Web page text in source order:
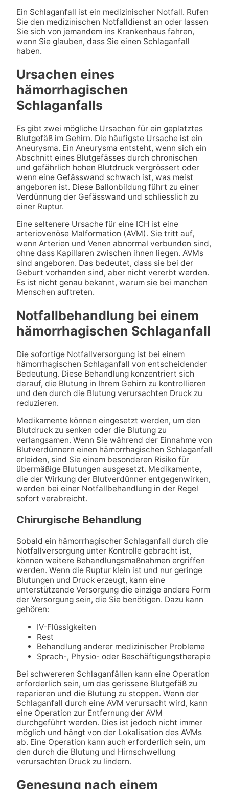
Ein Schlaganfall ist ein medizinischer Notfall. Rufen
Sie den medizinischen Notfalldienst an oder lassen
Sie sich von jemandem ins Krankenhaus fahren,
wenn Sie glauben, dass Sie einen Schlaganfall
haben.
Ursachen eines
hämorrhagischen
Schlaganfalls
Es gibt zwei mögliche Ursachen für ein geplatztes
Blutgefäß im Gehirn. Die häufigste Ursache ist ein
Aneurysma. Ein Aneurysma entsteht, wenn sich ein
Abschnitt eines Blutgefässes durch chronischen
und gefährlich hohen Blutdruck vergrössert oder
wenn eine Gefässwand schwach ist, was meist
angeboren ist. Diese Ballonbildung führt zu einer
Verdünnung der Gefässwand und schliesslich zu
einer Ruptur.
Eine seltenere Ursache für eine ICH ist eine
arteriovenöse Malformation (AVM). Sie tritt auf,
wenn Arterien und Venen abnormal verbunden sind,
ohne dass Kapillaren zwischen ihnen liegen. AVMs
sind angeboren. Das bedeutet, dass sie bei der
Geburt vorhanden sind, aber nicht vererbt werden.
Es ist nicht genau bekannt, warum sie bei manchen
Menschen auftreten.
Notfallbehandlung bei einem
hämorrhagischen Schlaganfall
Die sofortige Notfallversorgung ist bei einem
hämorrhagischen Schlaganfall von entscheidender
Bedeutung. Diese Behandlung konzentriert sich
darauf, die Blutung in Ihrem Gehirn zu kontrollieren
und den durch die Blutung verursachten Druck zu
reduzieren.
Medikamente können eingesetzt werden, um den
Blutdruck zu senken oder die Blutung zu
verlangsamen. Wenn Sie während der Einnahme von
Blutverdünnern einen hämorrhagischen Schlaganfall
erleiden, sind Sie einem besonderen Risiko für
übermäßige Blutungen ausgesetzt. Medikamente,
die der Wirkung der Blutverdünner entgegenwirken,
werden bei einer Notfallbehandlung in der Regel
sofort verabreicht.
Chirurgische Behandlung
Sobald ein hämorrhagischer Schlaganfall durch die
Notfallversorgung unter Kontrolle gebracht ist,
können weitere Behandlungsmaßnahmen ergriffen
werden. Wenn die Ruptur klein ist und nur geringe
Blutungen und Druck erzeugt, kann eine
unterstützende Versorgung die einzige andere Form
der Versorgung sein, die Sie benötigen. Dazu kann
gehören:
IV-Flüssigkeiten
Rest
Behandlung anderer medizinischer Probleme
Sprach-, Physio- oder Beschäftigungstherapie
Bei schwereren Schlaganfällen kann eine Operation
erforderlich sein, um das gerissene Blutgefäß zu
reparieren und die Blutung zu stoppen. Wenn der
Schlaganfall durch eine AVM verursacht wird, kann
eine Operation zur Entfernung der AVM
durchgeführt werden. Dies ist jedoch nicht immer
möglich und hängt von der Lokalisation des AVMs
ab. Eine Operation kann auch erforderlich sein, um
den durch die Blutung und Hirnschwellung
verursachten Druck zu lindern.
Genesung nach einem